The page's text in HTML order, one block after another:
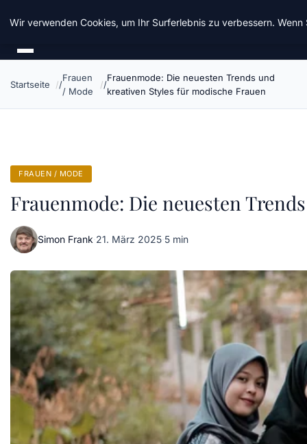
Chinavisum24
Startseite
Frauen
/ Mode
Frauenmode: Die neuesten Trends und
kreativen Styles für modische Frauen
FRAUEN / MODE
Frauenmode: Die neuesten
Simon Frank·21. März 2025·5 min
Wir verwenden Cookies, um Ihr Surferlebnis zu verbessern.